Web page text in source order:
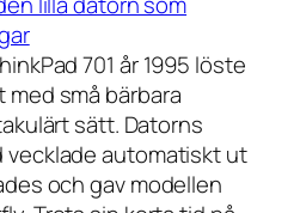
701 år 1995 löste
små bärbara
sätt. Datorns
automatiskt ut
och gav modellen